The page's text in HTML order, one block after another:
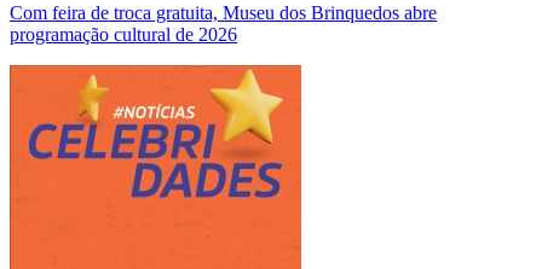
Com feira de troca gratuita, Museu dos Brinquedos abre
programação cultural de 2026